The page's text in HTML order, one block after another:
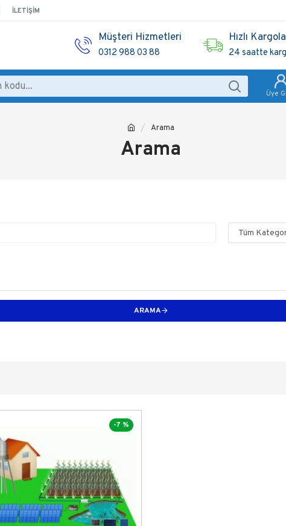
İLETIŞIM
Müşteri Hizmetleri
0312 988 03 88
Hızlı
24 saatte
Üye
Arama
Arama
ARAMA
-7 %